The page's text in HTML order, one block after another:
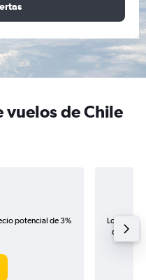
vuelos de Chile
potencial de 3%
Los
de